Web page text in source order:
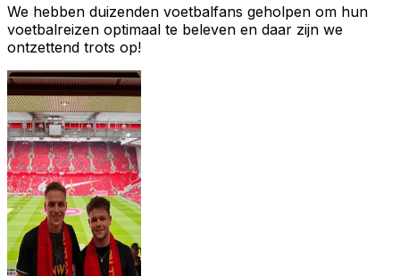
We hebben duizenden voetbalfans geholpen om hun
voetbalreizen optimaal te beleven en daar zijn we
ontzettend trots op!